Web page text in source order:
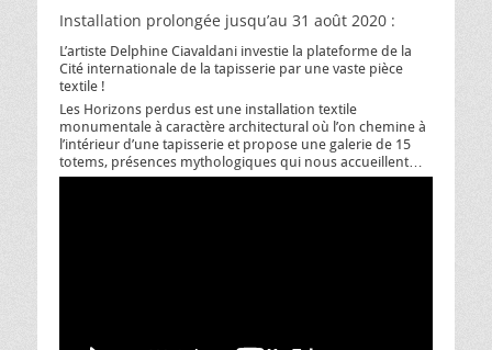
Installation prolongée jusqu’au 31 août 2020 :
L’artiste Delphine Ciavaldani investie la plateforme de la
Cité internationale de la tapisserie par une vaste pièce
textile !
Les Horizons perdus est une installation textile
monumentale à caractère architectural où l’on chemine à
l’intérieur d’une tapisserie et propose une galerie de 15
totems, présences mythologiques qui nous accueillent…